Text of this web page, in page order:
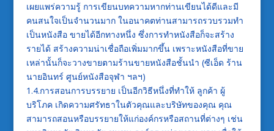
เผยแพร่ความรู้ การเขียนบทความหากท่านเขียนได้ดีและมี
คนสนใจเป็นจำนวนมาก ในอนาคตท่านสามารถรวบรวมทำ
เป็นหนังสือ ขายได้อีกทางหนึ่ง ซึ่งการทำหนังสือก็จะสร้าง
รายได้ สร้างความน่าเชื่อถือเพิ่มมากขึ้น เพราะหนังสือที่ขาย
เหล่านั้นก็จะวางขายตามร้านขายหนังสือชั้นนำ (ซีเอ็ด ร้าน
นายอินทร์ ศูนย์หนังสือจุฬา ฯลฯ)
1.4.การสอนการบรรยาย เป็นอีกวิธีหนึ่งที่ทำให้ ลูกค้า ผู้
บริโภค เกิดความศรัทธาในตัวคุณและบริษัทของคุณ คุณ
สามารถสอนหรือบรรยายให้แก่องค์กรหรือสถานที่ต่างๆ เช่น